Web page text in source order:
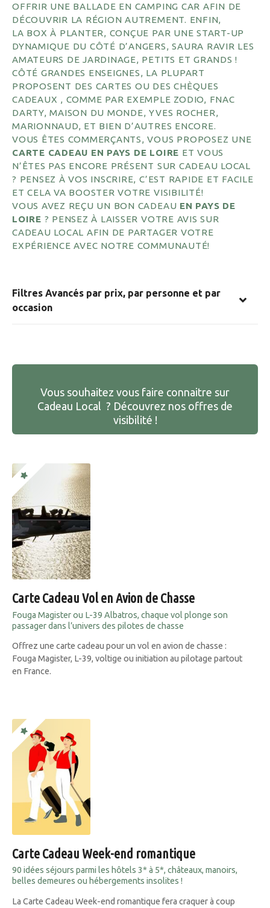
OFFRIR UNE BALLADE EN CAMPING CAR AFIN DE
DÉCOUVRIR LA RÉGION AUTREMENT. ENFIN,
LA BOX À PLANTER, CONÇUE PAR UNE START-UP
DYNAMIQUE DU CÔTÉ D’ANGERS, SAURA RAVIR LES
AMATEURS DE JARDINAGE, PETITS ET GRANDS !
CÔTÉ GRANDES ENSEIGNES, LA PLUPART
PROPOSENT DES CARTES OU DES CHÈQUES
CADEAUX , COMME PAR EXEMPLE ZODIO, FNAC
DARTY, MAISON DU MONDE, YVES ROCHER,
MARIONNAUD, ET BIEN D’AUTRES ENCORE.
VOUS ÊTES COMMERÇANTS, VOUS PROPOSEZ UNE
CARTE CADEAU EN PAYS DE LOIRE ET VOUS
N’ÊTES PAS ENCORE PRÉSENT SUR CADEAU LOCAL
? PENSEZ À VOS INSCRIRE, C’EST RAPIDE ET FACILE
ET CELA VA BOOSTER VOTRE VISIBILITÉ!
VOUS AVEZ REÇU UN BON CADEAU EN PAYS DE
LOIRE ? PENSEZ À LAISSER VOTRE AVIS SUR
CADEAU LOCAL AFIN DE PARTAGER VOTRE
EXPÉRIENCE AVEC NOTRE COMMUNAUTÉ!
Filtres Avancés par prix, par personne et par
occasion
Vous souhaitez vous faire connaitre sur
Cadeau Local ? Découvrez nos offres de
visibilité !
Carte Cadeau Vol en Avion de Chasse
Fouga Magister ou L-39 Albatros, chaque vol plonge son
passager dans l’univers des pilotes de chasse
Offrez une carte cadeau pour un vol en avion de chasse :
Fouga Magister, L-39, voltige ou initiation au pilotage partout
en France.
Carte Cadeau Week-end romantique
90 idées séjours parmi les hôtels 3* à 5*, châteaux, manoirs,
belles demeures ou hébergements insolites !
La Carte Cadeau Week-end romantique fera craquer à coup